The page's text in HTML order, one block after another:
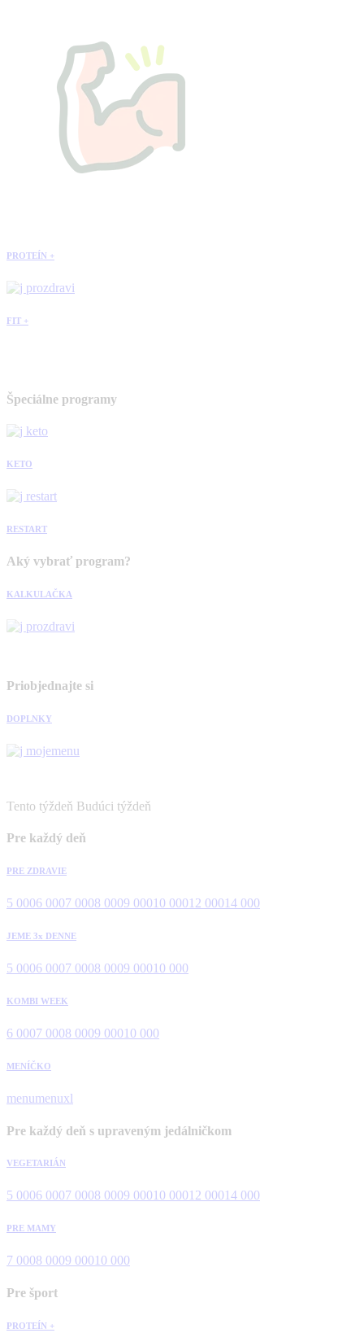
PROTEÍN +
FIT +
Špeciálne programy
KETO
RESTART
Aký vybrať program?
KALKULAČKA
Priobjednajte si
DOPLNKY
Tento týždeň Budúci týždeň
Pre každý deň
PRE ZDRAVIE
5 0006 0007 0008 0009 00010 00012 00014 000
JEME 3x DENNE
5 0006 0007 0008 0009 00010 000
KOMBI WEEK
6 0007 0008 0009 00010 000
MENÍČKO
menumenuxl
Pre každý deň s upraveným jedálničkom
VEGETARIÁN
5 0006 0007 0008 0009 00010 00012 00014 000
PRE MAMY
7 0008 0009 00010 000
Pre šport
PROTEÍN +